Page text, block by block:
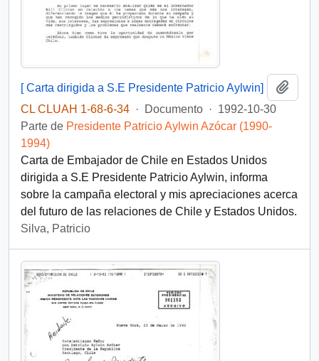
[ Carta dirigida a S.E Presidente Patricio Aylwin]
CL CLUAH 1-68-6-34 · Documento · 1992-10-30
Parte de Presidente Patricio Aylwin Azócar (1990-
1994)
Carta de Embajador de Chile en Estados Unidos
dirigida a S.E Presidente Patricio Aylwin, informa
sobre la campaña electoral y mis apreciaciones acerca
del futuro de las relaciones de Chile y Estados Unidos.
Silva, Patricio